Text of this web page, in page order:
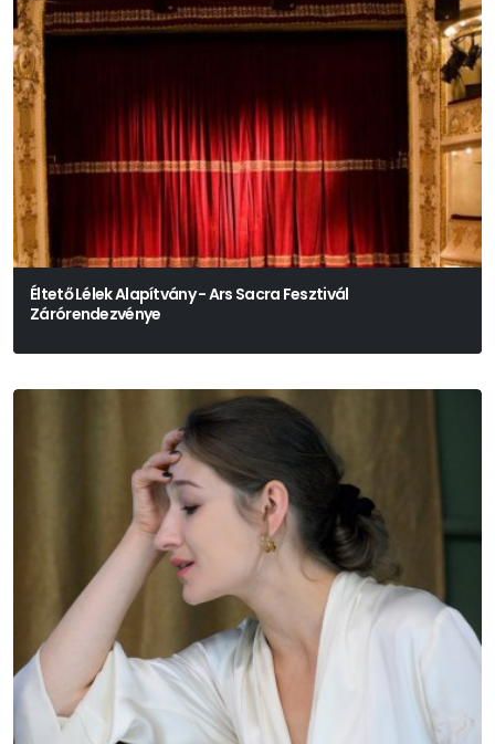
Éltető Lélek Alapítvány - Ars Sacra Fesztivál
Zárórendezvénye